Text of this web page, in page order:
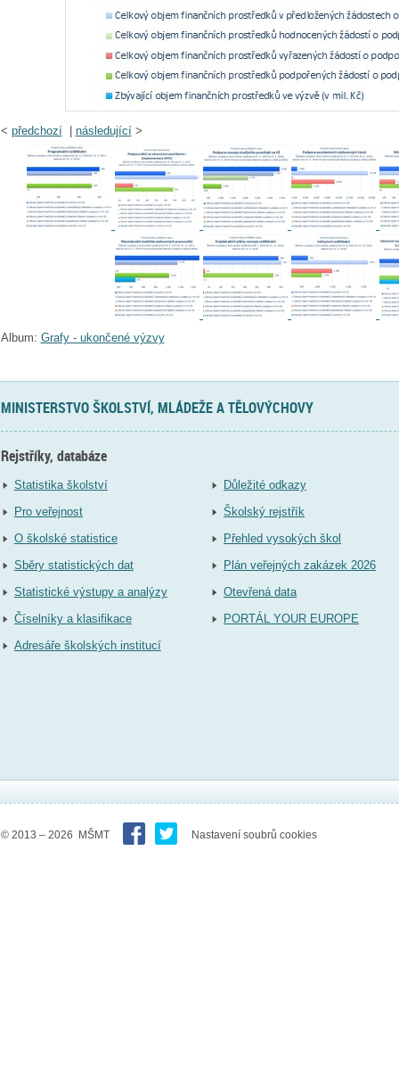
< předchozí| následující>
Album: Grafy - ukončené výzvy
MINISTERSTVO ŠKOLSTVÍ, MLÁDEŽE A TĚLOVÝCHOVY
Rejstříky, databáze
Statistika školství
Pro veřejnost
O školské statistice
Sběry statistických dat
Statistické výstupy a analýzy
Číselníky a klasifikace
Adresáře školských institucí
Důležité odkazy
Školský rejstřík
Přehled vysokých škol
Plán veřejných zakázek 2026
Otevřená data
PORTÁL YOUR EUROPE
© 2013 – 2026 MŠMT Nastavení soubrů cookies